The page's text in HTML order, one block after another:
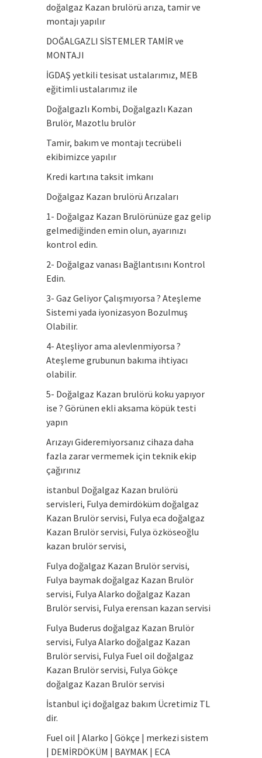
doğalgaz Kazan brulörü arıza, tamir ve
montajı yapılır
DOĞALGAZLI SİSTEMLER TAMİR ve
MONTAJI
İGDAŞ yetkili tesisat ustalarımız, MEB
eğitimli ustalarımız ile
Doğalgazlı Kombi, Doğalgazlı Kazan
Brulör, Mazotlu brulör
Tamir, bakım ve montajı tecrübeli
ekibimizce yapılır
Kredi kartına taksit imkanı
Doğalgaz Kazan brulörü Arızaları
1- Doğalgaz Kazan Brulörünüze gaz gelip
gelmediğinden emin olun, ayarınızı
kontrol edin.
2- Doğalgaz vanası Bağlantısını Kontrol
Edin.
3- Gaz Geliyor Çalışmıyorsa ? Ateşleme
Sistemi yada iyonizasyon Bozulmuş
Olabilir.
4- Ateşliyor ama alevlenmiyorsa ?
Ateşleme grubunun bakıma ihtiyacı
olabilir.
5- Doğalgaz Kazan brulörü koku yapıyor
ise ? Görünen ekli aksama köpük testi
yapın
Arızayı Gideremiyorsanız cihaza daha
fazla zarar vermemek için teknik ekip
çağırınız
istanbul Doğalgaz Kazan brulörü
servisleri, Fulya demirdöküm doğalgaz
Kazan Brulör servisi, Fulya eca doğalgaz
Kazan Brulör servisi, Fulya özköseoğlu
kazan brulör servisi,
Fulya doğalgaz Kazan Brulör servisi,
Fulya baymak doğalgaz Kazan Brulör
servisi, Fulya Alarko doğalgaz Kazan
Brulör servisi, Fulya erensan kazan servisi
Fulya Buderus doğalgaz Kazan Brulör
servisi, Fulya Alarko doğalgaz Kazan
Brulör servisi, Fulya Fuel oil doğalgaz
Kazan Brulör servisi, Fulya Gökçe
doğalgaz Kazan Brulör servisi
İstanbul içi doğalgaz bakım Ücretimiz TL
dir.
Fuel oil | Alarko | Gökçe | merkezi sistem
| DEMİRDÖKÜM | BAYMAK | ECA